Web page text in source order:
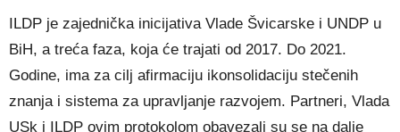
ILDP je zajednička inicijativa Vlade Švicarske i UNDP u
BiH, a treća faza, koja će trajati od 2017. Do 2021.
Godine, ima za cilj afirmaciju ikonsolidaciju stečenih
znanja i sistema za upravljanje razvojem. Partneri, Vlada
USk i ILDP ovim protokolom obavezali su se na dalje